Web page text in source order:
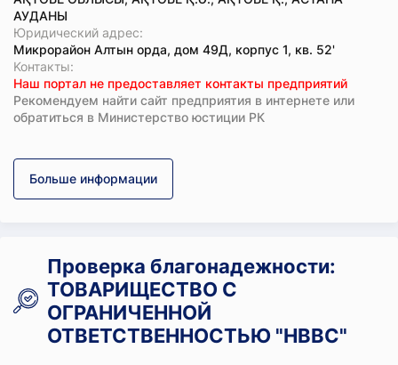
АУДАНЫ
Юридический адрес:
Микрорайон Алтын орда, дом 49Д, корпус 1, кв. 52'
Koнтaкты:
Наш портал не предоставляет контакты предприятий
Рекомендуем найти сайт предприятия в интернете или
обратиться в Министерство юстиции РК
Больше информации
Проверка благонадежности:
ТОВАРИЩЕСТВО С
ОГРАНИЧЕННОЙ
ОТВЕТСТВЕННОСТЬЮ "HBBC"